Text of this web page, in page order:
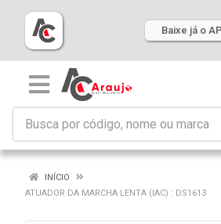
Baixe já o
INÍCIO
ATUADOR DA MARCHA LENTA (IAC) : DS1613